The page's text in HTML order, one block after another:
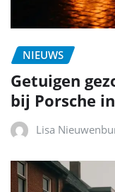
NIEUWS
Getuigen
bij Porsche
Lisa